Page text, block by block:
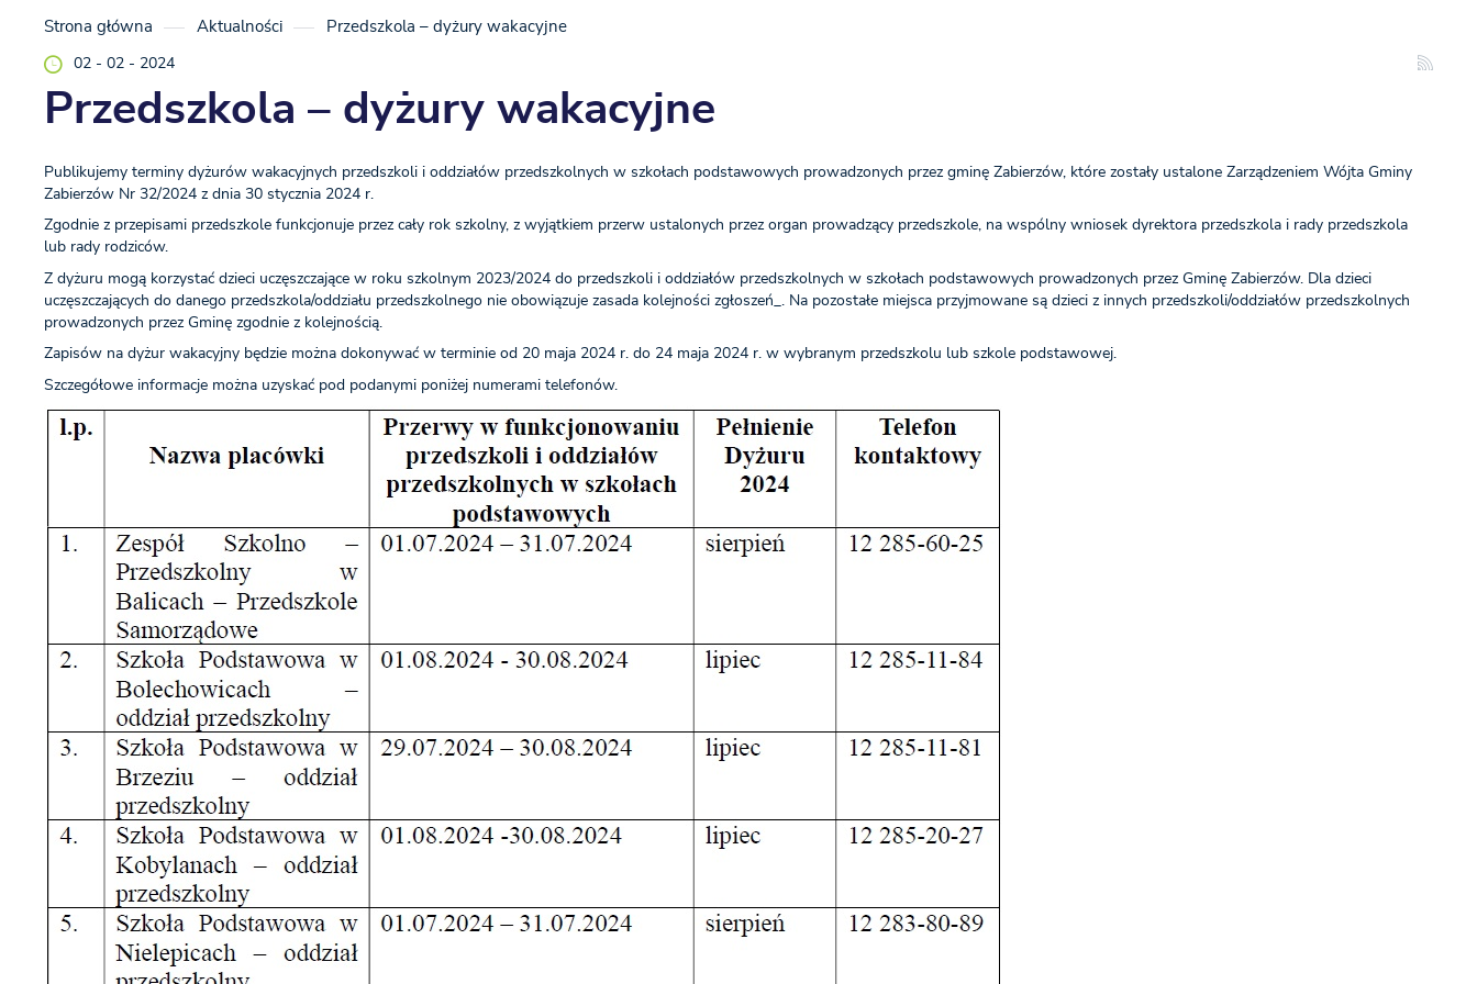
Strona główna Aktualności Przedszkola – dyżury wakacyjne
02 - 02 - 2024
Przedszkola – dyżury wakacyjne
Publikujemy terminy dyżurów wakacyjnych przedszkoli i oddziałów przedszkolnych w szkołach podstawowych prowadzonych przez gminę Zabierzów, które zostały ustalone Zarządzeniem Wójta Gminy
Zabierzów Nr 32/2024 z dnia 30 stycznia 2024 r.
Zgodnie z przepisami przedszkole funkcjonuje przez cały rok szkolny, z wyjątkiem przerw ustalonych przez organ prowadzący przedszkole, na wspólny wniosek dyrektora przedszkola i rady przedszkola
lub rady rodziców.
Z dyżuru mogą korzystać dzieci uczęszczające w roku szkolnym 2023/2024 do przedszkoli i oddziałów przedszkolnych w szkołach podstawowych prowadzonych przez Gminę Zabierzów. Dla dzieci
uczęszczających do danego przedszkola/oddziału przedszkolnego nie obowiązuje zasada kolejności zgłoszeń_. Na pozostałe miejsca przyjmowane są dzieci z innych przedszkoli/oddziałów przedszkolnych
prowadzonych przez Gminę zgodnie z kolejnością.
Zapisów na dyżur wakacyjny będzie można dokonywać w terminie od 20 maja 2024 r. do 24 maja 2024 r. w wybranym przedszkolu lub szkole podstawowej.
Szczegółowe informacje można uzyskać pod podanymi poniżej numerami telefonów.